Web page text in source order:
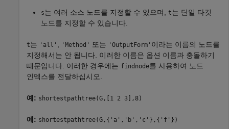
s는 여러 소스 노드를 지정할 수 있으며, t는 단일 타깃
노드를 지정할 수 있습니다.
t는 'all' , 'Method' 또는 'OutputForm' 이라는 이름의 노드를
지정해서는 안 됩니다. 이러한 이름은 옵션 이름과 충돌하기
때문입니다. 이러한 경우에는 findnode를 사용하여 노드
인덱스를 전달하십시오.
예: shortestpathtree(G,[1 2 3],8)
예: shortestpathtree(G,{'a','b','c'},{'f'})